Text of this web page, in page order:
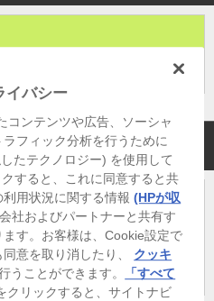
グラフィックスおよびNVIDIA
Laptop GPU (16GB ) (ISV
イバシー
コンテンツや広告、ソーシャ
フィック分析を行うために
たテクノロジー) を使用して
すると、これに同意すると共
利用状況に関する情報(HPが収
社およびパートナーと共有す
す。お客様は、Cookie設定で
意を取り消したり、 クッキ
うことができます。
「すべて
クリックすると、サイトナビ